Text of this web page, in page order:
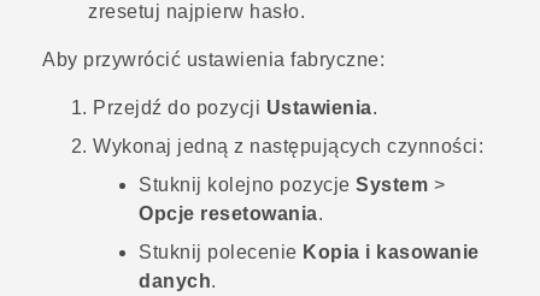
zresetuj najpierw hasło.
Aby przywrócić ustawienia fabryczne:
Przejdź do pozycji Ustawienia.
Wykonaj jedną z następujących czynności:
Stuknij kolejno pozycje System >
Opcje resetowania.
Stuknij polecenie Kopia i kasowanie
danych.